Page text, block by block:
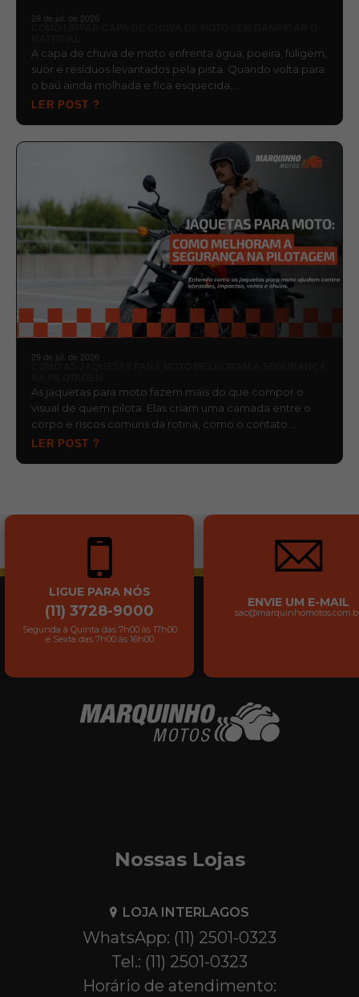
29 de jul. de 2026
A capa de chuva de moto enfrenta água, poeira, fuligem,
suor e resíduos levantados pela pista. Quando volta para
o baú ainda molhada e fica esquecida,…
LER POST ?
29 de jul. de 2026
As jaquetas para moto fazem mais do que compor o
visual de quem pilota. Elas criam uma camada entre o
corpo e riscos comuns da rotina, como o contato …
LER POST ?
LIGUE PARA NÓS
(11) 3728-9000
Segunda à Quinta das 7h00 às 17h00
e Sexta das 7h00 às 16h00
ENVIE UM E-MAIL
Nossas Lojas
LOJA INTERLAGOS
WhatsApp: (11) 2501-0323
Tel.: (11) 2501-0323
Horário de atendimento: